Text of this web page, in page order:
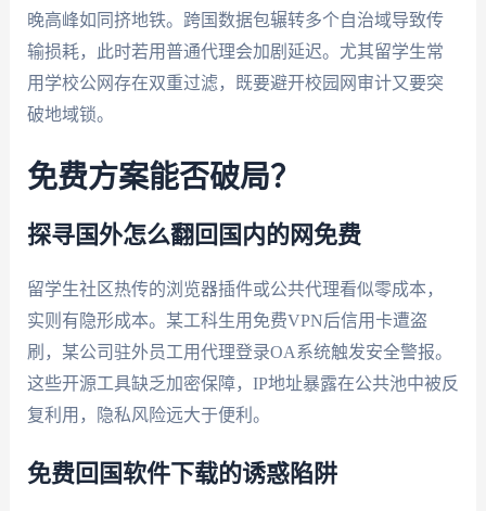
晚高峰如同挤地铁。跨国数据包辗转多个自治域导致传
输损耗，此时若用普通代理会加剧延迟。尤其留学生常
用学校公网存在双重过滤，既要避开校园网审计又要突
破地域锁。
免费方案能否破局？
探寻国外怎么翻回国内的网免费
留学生社区热传的浏览器插件或公共代理看似零成本，
实则有隐形成本。某工科生用免费VPN后信用卡遭盗
刷，某公司驻外员工用代理登录OA系统触发安全警报。
这些开源工具缺乏加密保障，IP地址暴露在公共池中被反
复利用，隐私风险远大于便利。
免费回国软件下载的诱惑陷阱